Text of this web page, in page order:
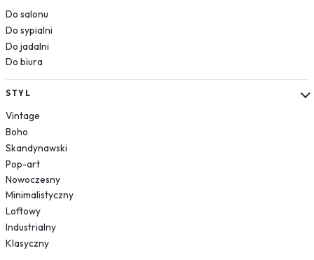
Londyn
Wenecja
Barcelona
Rzym
Kraków
Ulica
Sport
Zwierzęta
Jelenie
Konie
Ptaki
Lisy
Niedźwiedź
Do salonu
Do sypialni
Do jadalni
Do biura
STYL
Vintage
Boho
Skandynawski
Pop-art
Nowoczesny
Minimalistyczny
Loftowy
Industrialny
Klasyczny